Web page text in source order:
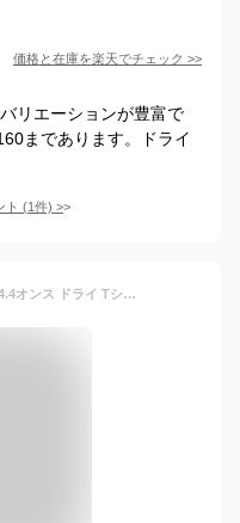
価格と在庫を楽天でチェック >>
リエーションが豊富で
まであります。ドライ
ト (1件) >
速乾 tシャツ GLIMMER グリマー 4.4オンス ドライ Tシャツ 00300-ACT 300act 基本色 キッズ 子供 ジュニア スポーツ 運動会 文化祭 ユニフォーム